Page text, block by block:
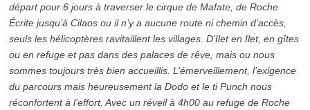
départ pour 6 jours à traverser le cirque de Mafate, de Roche
Écrite jusqu’à Cilaos ou il n’y a aucune route ni chemin d’accès,
seuls les hélicoptères ravitaillent les villages. D’Ilet en Ilet, en gîtes
ou en refuge et pas dans des palaces de rêve, mais ou nous
sommes toujours très bien accueillis. L’émerveillement, l’exigence
du parcours mais heureusement la Dodo et le ti Punch nous
réconfortent à l’effort. Avec un réveil à 4h00 au refuge de Roche